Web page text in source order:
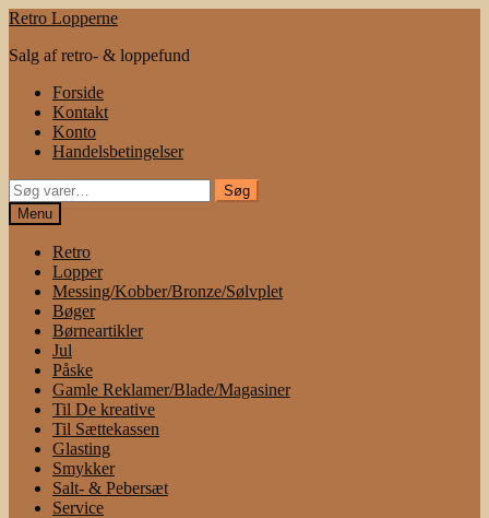
Spring
navigation
Spring
indhold
Retro Lopperne
Salg af retro- & loppefund
Forside
Kontakt
Konto
Handelsbetingelser
Søg
efter:
Søg
Menu
Retro
Lopper
Messing/Kobber/Bronze/Sølvplet
Bøger
Børneartikler
Jul
Påske
Gamle Reklamer/Blade/Magasiner
Til De kreative
Til Sættekassen
Glasting
Smykker
Salt- & Pebersæt
Service